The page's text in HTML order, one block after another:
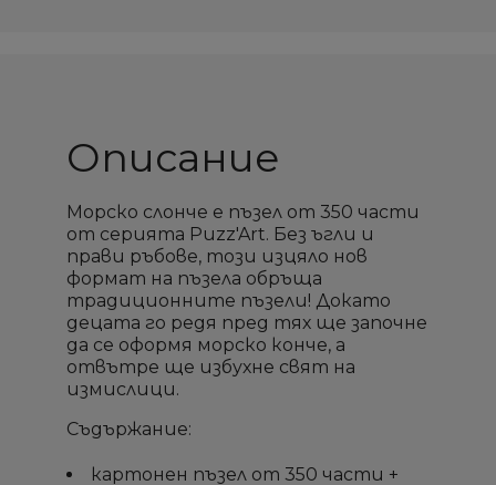
Описание
Морско слонче е пъзел от 350 части
от серията Puzz'Art. Без ъгли и
прави ръбове, този изцяло нов
формат на пъзела обръща
традиционните пъзели! Докато
децата го редя пред тях ще започне
да се оформя морско конче, а
отвътре ще избухне свят на
измислици.
Съдържание:
картонен пъзел от 350 части +